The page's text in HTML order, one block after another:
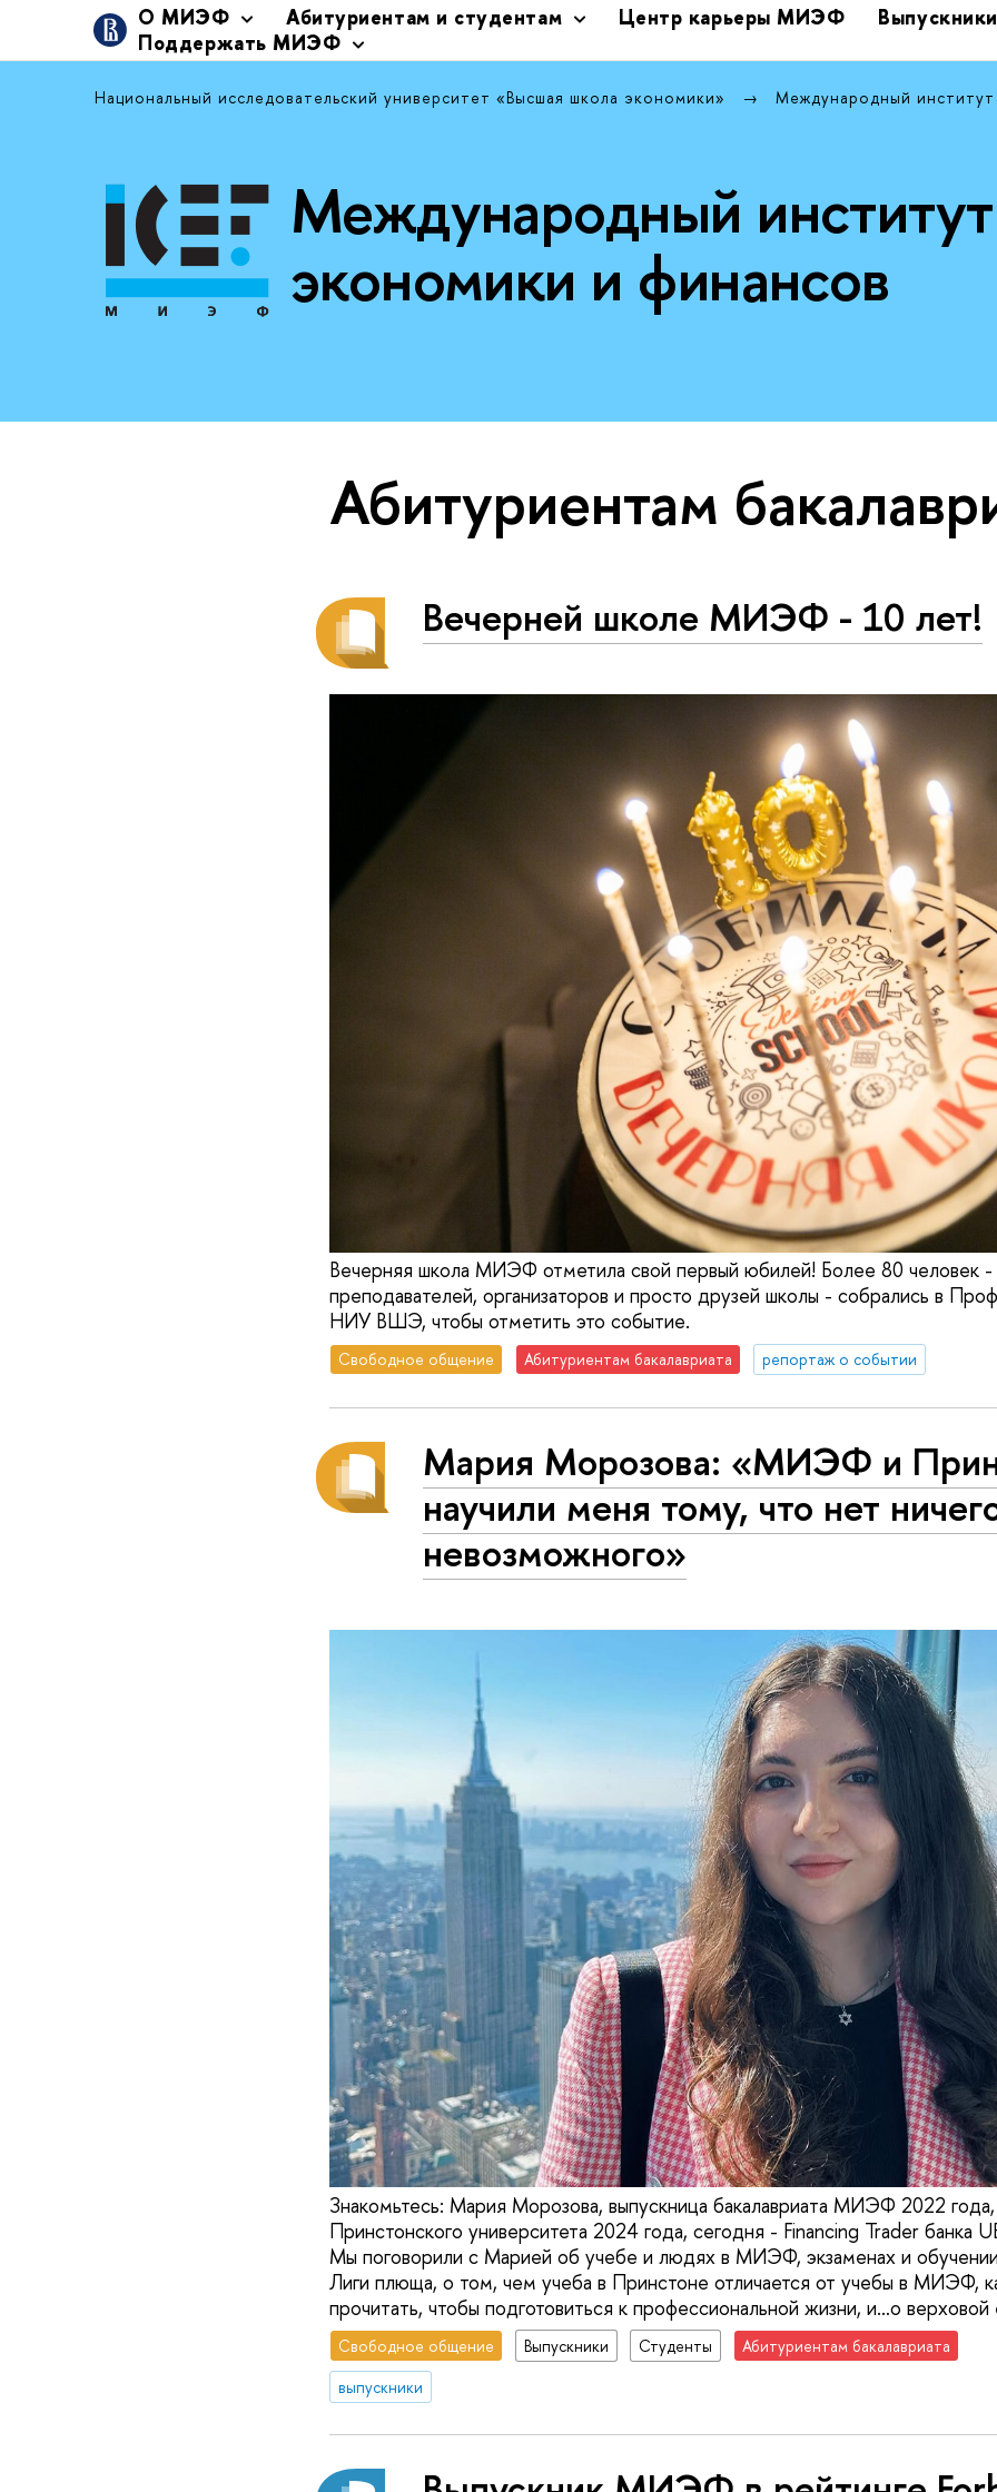
О МИЭФ Абитуриентам и студентам Центр карьеры МИЭФ
Выпускники
Поддержать МИЭФ
Национальный исследовательский университет «Высшая школа экономики» Международный
Международный институт
экономики и финансов
Абитуриентам
Вечерней школе МИЭФ - 10 лет!
Вечерняя школа МИЭФ отметила свой первый юбилей! Более 80 человек -
преподавателей, организаторов и просто друзей школы - собрались в
НИУ ВШЭ, чтобы отметить это событие.
Свободное общение Абитуриентам бакалавриата репортаж о событии
Мария Морозова: «МИЭФ и
научили меня тому, что нет
невозможного»
Знакомьтесь: Мария Морозова, выпускница бакалавриата МИЭФ 2022 года,
Принстонского университета 2024 года, сегодня - Financing Trader банка
Мы поговорили с Марией об учебе и людях в МИЭФ, экзаменах и
Лиги плюща, о том, чем учеба в Принстоне отличается от учебы в МИЭФ,
прочитать, чтобы подготовиться к профессиональной жизни, и…о верховой
Свободное общение Выпускники Студенты
Абитуриентам бакалавриата
выпускники